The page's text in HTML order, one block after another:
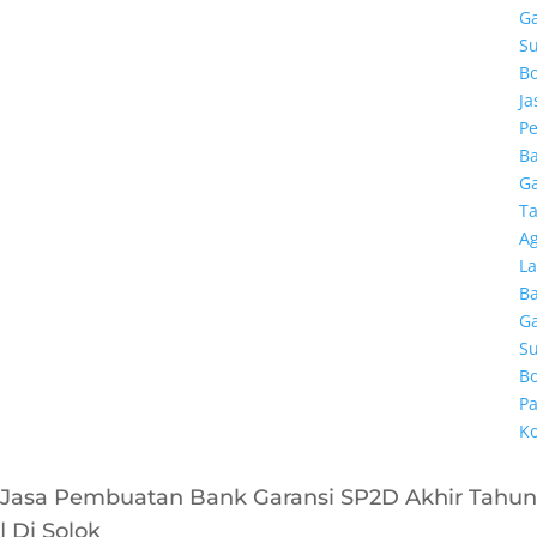
Jasa Pembuatan Bank Garansi SP2D Akhir Tahun
| Di Solok